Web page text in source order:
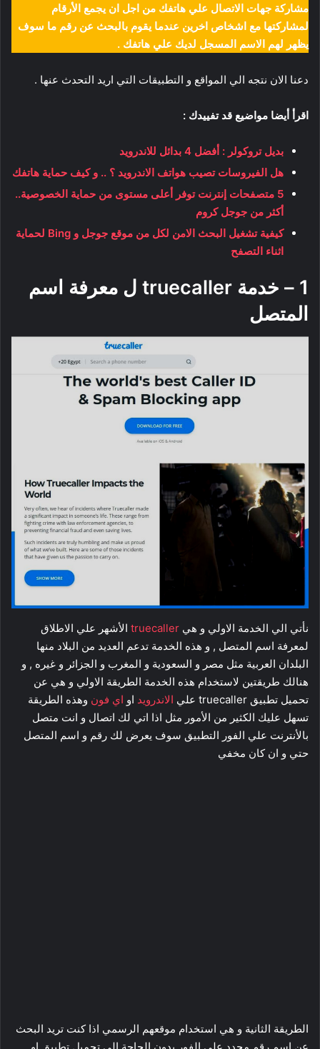
مشاركة جهات الاتصال علي هاتفك من اجل ان يجمع الأرقام
لمشاركتها مع اشخاص اخرين عندما يقوم بالبحث عن رقم ما سوف
يظهر لهم الاسم المسجل لديك علي هاتفك .
دعنا الان نتجه الي المواقع و التطبيقات التي اريد التحدث عنها .
اقرأ أيضا مواضيع قد تفييدك :
بديل تروكولر : أفضل 4 بدائل للاندرويد
هل الفيروسات تصيب هواتف الاندرويد ؟ .. و كيف حماية هاتفك
5 متصفحات إنترنت توفر أعلى مستوى من حماية الخصوصية..
أكثر من جوجل كروم
كيفية تشغيل البحث الامن لكل من موقع جوجل و Bing لحماية
اثناء التصفح
1 – خدمة truecaller ل معرفة اسم
المتصل
نأتي الي الخدمة الاولي و هي truecaller الأشهر علي الاطلاق
لمعرفة اسم المتصل , و هذه الخدمة تدعم العديد من البلاد منها
البلدان العربية مثل مصر و السعودية و المغرب و الجزائر و غيره , و
هنالك طريقتين لاستخدام هذه الخدمة الطريقة الاولي و هي عن
تحميل تطبيق truecaller علي
الاندرويد او اي فون وهذه الطريقة
تسهل عليك الكثير من الأمور مثل اذا اتي لك اتصال و انت متصل
بالأنترنت علي الفور التطبيق سوف يعرض لك رقم و اسم المتصل
حتي و ان كان مخفي
الطريقة الثانية و هي استخدام موقعهم الرسمي اذا كنت تريد البحث